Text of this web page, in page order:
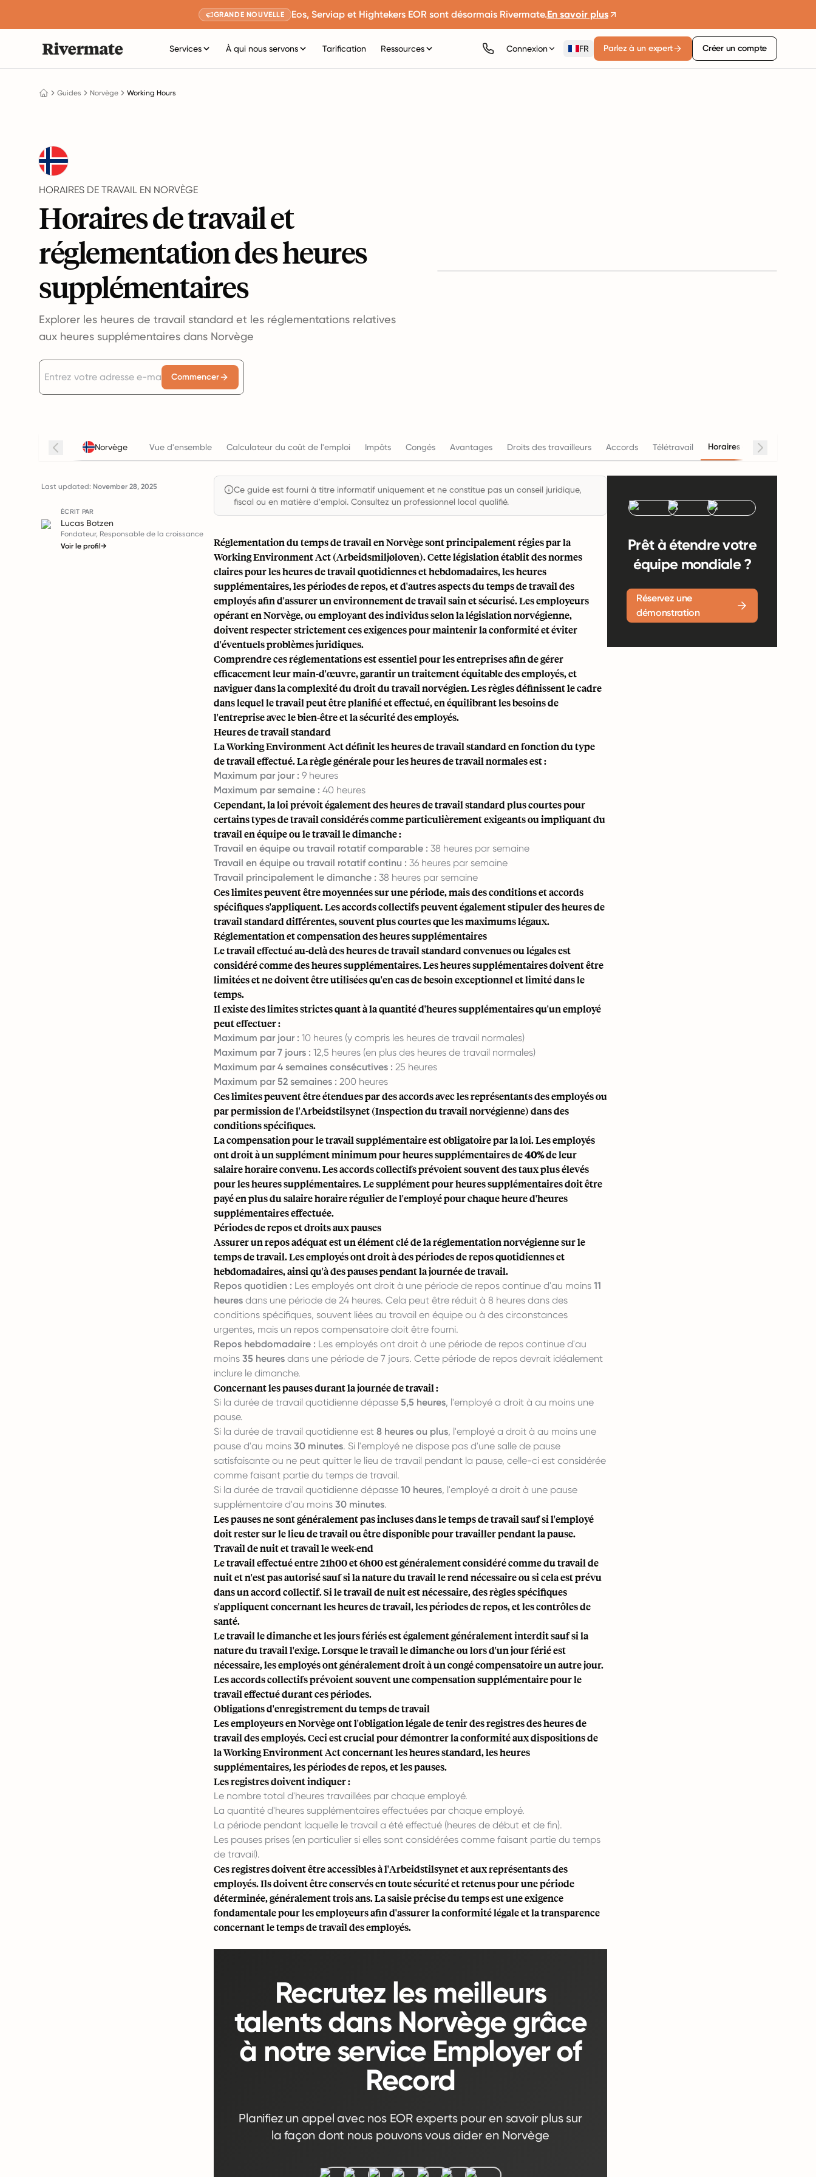
GRANDE NOUVELLE Eos, Serviap et Hightekers EOR sont désormais Rivermate.En savoir plus
Services À qui nous servons Tarification Ressources Connexion FR Parlez à un expert Créer un compte
Guides Norvège Working Hours
HORAIRES DE TRAVAIL EN NORVÈGE
Horaires de travail et
réglementation des heures
supplémentaires
Explorer les heures de travail standard et les réglementations relatives
aux heures supplémentaires dans Norvège
Commencer
Norvège Vue d'ensemble Calculateur du coût de l'emploi Impôts Congés Avantages Droits des travailleurs Accords Télétravail Horaires de travail
Last updated: November 28, 2025
ÉCRIT PAR
Lucas Botzen
Fondateur, Responsable de la croissance
Voir le profil→
Ce guide est fourni à titre informatif uniquement et ne constitue pas un conseil juridique,
fiscal ou en matière d'emploi. Consultez un professionnel local qualifié.
Réglementation du temps de travail en Norvège sont principalement régies par la
Working Environment Act (Arbeidsmiljøloven). Cette législation établit des normes
claires pour les heures de travail quotidiennes et hebdomadaires, les heures
supplémentaires, les périodes de repos, et d'autres aspects du temps de travail des
employés afin d'assurer un environnement de travail sain et sécurisé. Les employeurs
opérant en Norvège, ou employant des individus selon la législation norvégienne,
doivent respecter strictement ces exigences pour maintenir la conformité et éviter
d'éventuels problèmes juridiques.
Comprendre ces réglementations est essentiel pour les entreprises afin de gérer
efficacement leur main-d'œuvre, garantir un traitement équitable des employés, et
naviguer dans la complexité du droit du travail norvégien. Les règles définissent le cadre
dans lequel le travail peut être planifié et effectué, en équilibrant les besoins de
l'entreprise avec le bien-être et la sécurité des employés.
Heures de travail standard
La Working Environment Act définit les heures de travail standard en fonction du type
de travail effectué. La règle générale pour les heures de travail normales est :
Maximum par jour : 9 heures
Maximum par semaine : 40 heures
Cependant, la loi prévoit également des heures de travail standard plus courtes pour
certains types de travail considérés comme particulièrement exigeants ou impliquant du
travail en équipe ou le travail le dimanche :
Travail en équipe ou travail rotatif comparable : 38 heures par semaine
Travail en équipe ou travail rotatif continu : 36 heures par semaine
Travail principalement le dimanche : 38 heures par semaine
Ces limites peuvent être moyennées sur une période, mais des conditions et accords
spécifiques s'appliquent. Les accords collectifs peuvent également stipuler des heures de
travail standard différentes, souvent plus courtes que les maximums légaux.
Réglementation et compensation des heures supplémentaires
Le travail effectué au-delà des heures de travail standard convenues ou légales est
considéré comme des heures supplémentaires. Les heures supplémentaires doivent être
limitées et ne doivent être utilisées qu'en cas de besoin exceptionnel et limité dans le
temps.
Il existe des limites strictes quant à la quantité d'heures supplémentaires qu'un employé
peut effectuer :
Maximum par jour : 10 heures (y compris les heures de travail normales)
Maximum par 7 jours : 12,5 heures (en plus des heures de travail normales)
Maximum par 4 semaines consécutives : 25 heures
Maximum par 52 semaines : 200 heures
Ces limites peuvent être étendues par des accords avec les représentants des employés ou
par permission de l'Arbeidstilsynet (Inspection du travail norvégienne) dans des
conditions spécifiques.
La compensation pour le travail supplémentaire est obligatoire par la loi. Les employés
ont droit à un supplément minimum pour heures supplémentaires de40%de leur
salaire horaire convenu. Les accords collectifs prévoient souvent des taux plus élevés
pour les heures supplémentaires. Le supplément pour heures supplémentaires doit être
payé en plus du salaire horaire régulier de l'employé pour chaque heure d'heures
supplémentaires effectuée.
Périodes de repos et droits aux pauses
Assurer un repos adéquat est un élément clé de la réglementation norvégienne sur le
temps de travail. Les employés ont droit à des périodes de repos quotidiennes et
hebdomadaires, ainsi qu'à des pauses pendant la journée de travail.
Repos quotidien : Les employés ont droit à une période de repos continue d'au moins 11
heures dans une période de 24 heures. Cela peut être réduit à 8 heures dans des
conditions spécifiques, souvent liées au travail en équipe ou à des circonstances
urgentes, mais un repos compensatoire doit être fourni.
Repos hebdomadaire : Les employés ont droit à une période de repos continue d'au
moins 35 heures dans une période de 7 jours. Cette période de repos devrait idéalement
inclure le dimanche.
Concernant les pauses durant la journée de travail :
Si la durée de travail quotidienne dépasse 5,5 heures, l'employé a droit à au moins une
pause.
Si la durée de travail quotidienne est 8 heures ou plus, l'employé a droit à au moins une
pause d'au moins 30 minutes. Si l'employé ne dispose pas d'une salle de pause
satisfaisante ou ne peut quitter le lieu de travail pendant la pause, celle-ci est considérée
comme faisant partie du temps de travail.
Si la durée de travail quotidienne dépasse 10 heures, l'employé a droit à une pause
supplémentaire d'au moins 30 minutes.
Les pauses ne sont généralement pas incluses dans le temps de travail sauf si l'employé
doit rester sur le lieu de travail ou être disponible pour travailler pendant la pause.
Travail de nuit et travail le week-end
Le travail effectué entre 21h00 et 6h00 est généralement considéré comme du travail de
nuit et n'est pas autorisé sauf si la nature du travail le rend nécessaire ou si cela est prévu
dans un accord collectif. Si le travail de nuit est nécessaire, des règles spécifiques
s'appliquent concernant les heures de travail, les périodes de repos, et les contrôles de
santé.
Le travail le dimanche et les jours fériés est également généralement interdit sauf si la
nature du travail l'exige. Lorsque le travail le dimanche ou lors d'un jour férié est
nécessaire, les employés ont généralement droit à un congé compensatoire un autre jour.
Les accords collectifs prévoient souvent une compensation supplémentaire pour le
travail effectué durant ces périodes.
Obligations d'enregistrement du temps de travail
Les employeurs en Norvège ont l'obligation légale de tenir des registres des heures de
travail des employés. Ceci est crucial pour démontrer la conformité aux dispositions de
la Working Environment Act concernant les heures standard, les heures
supplémentaires, les périodes de repos, et les pauses.
Les registres doivent indiquer :
Le nombre total d'heures travaillées par chaque employé.
La quantité d'heures supplémentaires effectuées par chaque employé.
La période pendant laquelle le travail a été effectué (heures de début et de fin).
Les pauses prises (en particulier si elles sont considérées comme faisant partie du temps
de travail).
Ces registres doivent être accessibles à l'Arbeidstilsynet et aux représentants des
employés. Ils doivent être conservés en toute sécurité et retenus pour une période
déterminée, généralement trois ans. La saisie précise du temps est une exigence
fondamentale pour les employeurs afin d'assurer la conformité légale et la transparence
concernant le temps de travail des employés.
Recrutez les meilleurs
talents dans Norvège grâce
à notre service Employer of
Record
Planifiez un appel avec nos EOR experts pour en savoir plus sur
la façon dont nous pouvons vous aider en Norvège
Prêt à étendre votre
équipe mondiale ?
Réservez une
démonstration